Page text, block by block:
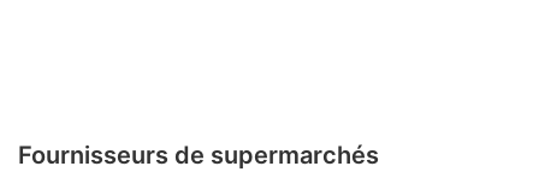
Fournisseurs de supermarchés